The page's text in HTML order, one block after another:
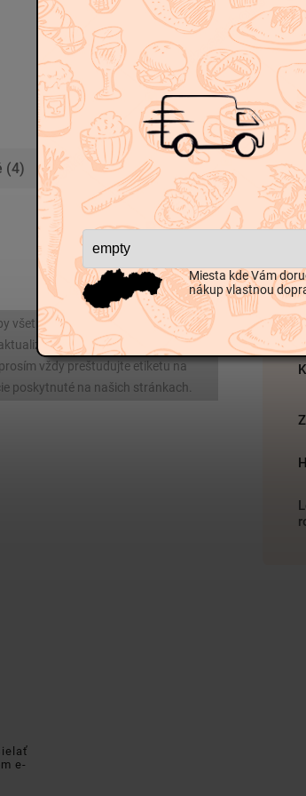
(4) Hodnotenie
všetky informácie o výrobkoch boli
predpisov k zmenám
vždy preštudujte etiketu na
poskytnuté na našich stránkach.
e-
Miesta kde Vám
nákup vlastnou